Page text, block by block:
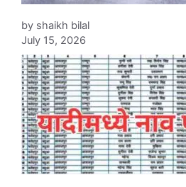
by shaikh bilal
July 15, 2026